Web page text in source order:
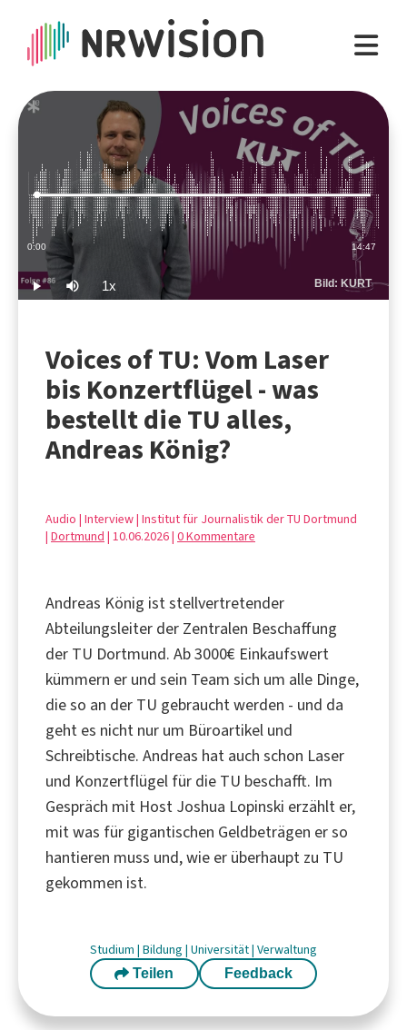
Play Mute 1xPlayback
Rate
Bild: KURT
Current
Time
0:00 Duration
14:47
Loaded:
1.12%
Voices of TU: Vom Laser
bis Konzertflügel - was
bestellt die TU alles,
Andreas König?
Audio | Interview | Institut für Journalistik der TU Dortmund
| Dortmund | 10.06.2026 | 0 Kommentare
Andreas König ist stellvertretender
Abteilungsleiter der Zentralen Beschaffung
der TU Dortmund. Ab 3000€ Einkaufswert
kümmern er und sein Team sich um alle Dinge,
die so an der TU gebraucht werden - und da
geht es nicht nur um Büroartikel und
Schreibtische. Andreas hat auch schon Laser
und Konzertflügel für die TU beschafft. Im
Gespräch mit Host Joshua Lopinski erzählt er,
mit was für gigantischen Geldbeträgen er so
hantieren muss und, wie er überhaupt zu TU
gekommen ist.
Studium | Bildung | Universität| Verwaltung
Teilen Feedback